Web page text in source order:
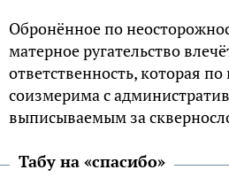
Обронённое по
матерное ругательство
ответственность, которая
соизмерима с
выписываемым за
Табу на «спасибо»